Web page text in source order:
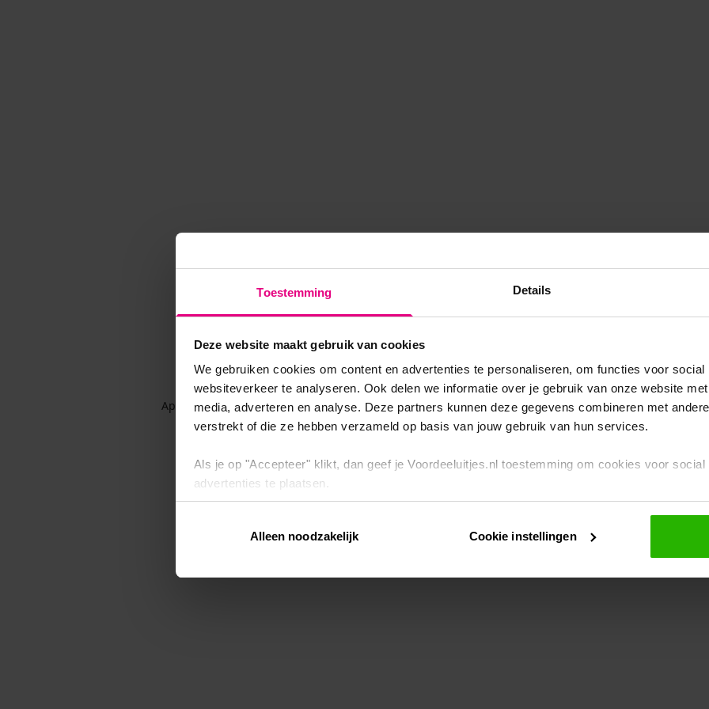
Toestemming Details
Deze website maakt gebruik van cookies
We gebruiken cookies om content en advertenties te personaliseren, om functies voor
websiteverkeer te analyseren. Ook delen we informatie over je gebruik van onze website
media, adverteren en analyse. Deze partners kunnen deze gegevens combineren met
verstrekt of die ze hebben verzameld op basis van jouw gebruik van hun services.
Als je op "Accepteer" klikt, dan geef je Voordeeluitjes.nl toestemming om cookies voor
advertenties te plaatsen.
Via "Cookie instellingen" kun je ook zelf instellen welke cookies worden geplaatst. Je kunt je
intrekken op onscookiebeleid.
Alleen noodzakelijk Cookie instellingen
Application error: a client-side exception has occurred while loadingwww.voordeeluitjes.nl (see the